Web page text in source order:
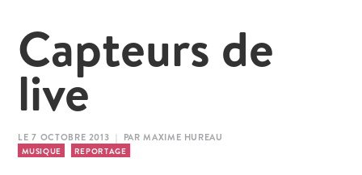
Capteurs de
live
LE 7 OCTOBRE 2013 | PAR MAXIME HUREAU
MUSIQUE REPORTAGE